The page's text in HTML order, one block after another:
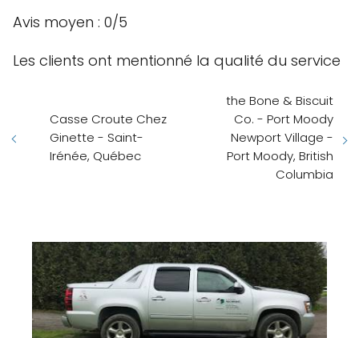
Avis moyen : 0/5
Les clients ont mentionné la qualité du service
Casse Croute Chez
Ginette - Saint-
Irénée, Québec
the Bone & Biscuit
Co. - Port Moody
Newport Village -
Port Moody, British
Columbia